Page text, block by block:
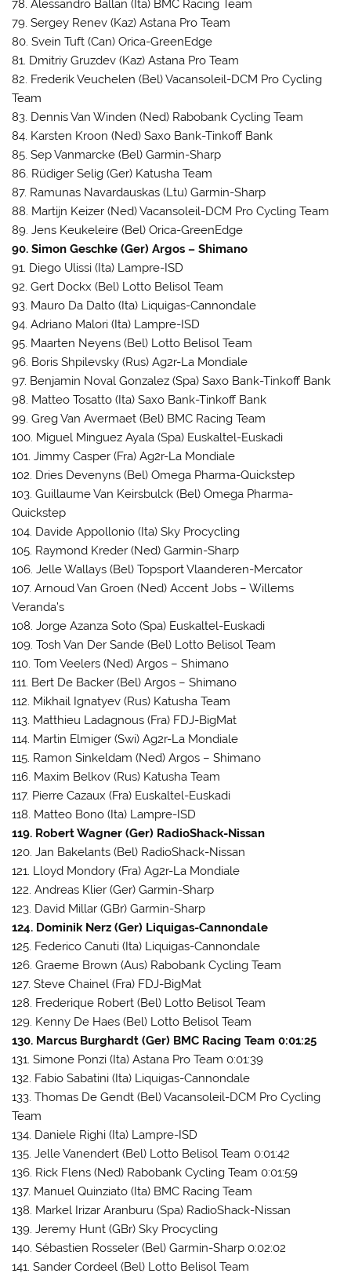
78. Alessandro Ballan (Ita) BMC Racing Team
79. Sergey Renev (Kaz) Astana Pro Team
80. Svein Tuft (Can) Orica-GreenEdge
81. Dmitriy Gruzdev (Kaz) Astana Pro Team
82. Frederik Veuchelen (Bel) Vacansoleil-DCM Pro Cycling
Team
83. Dennis Van Winden (Ned) Rabobank Cycling Team
84. Karsten Kroon (Ned) Saxo Bank-Tinkoff Bank
85. Sep Vanmarcke (Bel) Garmin-Sharp
86. Rüdiger Selig (Ger) Katusha Team
87. Ramunas Navardauskas (Ltu) Garmin-Sharp
88. Martijn Keizer (Ned) Vacansoleil-DCM Pro Cycling Team
89. Jens Keukeleire (Bel) Orica-GreenEdge
90. Simon Geschke (Ger) Argos – Shimano
91. Diego Ulissi (Ita) Lampre-ISD
92. Gert Dockx (Bel) Lotto Belisol Team
93. Mauro Da Dalto (Ita) Liquigas-Cannondale
94. Adriano Malori (Ita) Lampre-ISD
95. Maarten Neyens (Bel) Lotto Belisol Team
96. Boris Shpilevsky (Rus) Ag2r-La Mondiale
97. Benjamin Noval Gonzalez (Spa) Saxo Bank-Tinkoff Bank
98. Matteo Tosatto (Ita) Saxo Bank-Tinkoff Bank
99. Greg Van Avermaet (Bel) BMC Racing Team
100. Miguel Minguez Ayala (Spa) Euskaltel-Euskadi
101. Jimmy Casper (Fra) Ag2r-La Mondiale
102. Dries Devenyns (Bel) Omega Pharma-Quickstep
103. Guillaume Van Keirsbulck (Bel) Omega Pharma-
Quickstep
104. Davide Appollonio (Ita) Sky Procycling
105. Raymond Kreder (Ned) Garmin-Sharp
106. Jelle Wallays (Bel) Topsport Vlaanderen-Mercator
107. Arnoud Van Groen (Ned) Accent Jobs – Willems
Veranda’s
108. Jorge Azanza Soto (Spa) Euskaltel-Euskadi
109. Tosh Van Der Sande (Bel) Lotto Belisol Team
110. Tom Veelers (Ned) Argos – Shimano
111. Bert De Backer (Bel) Argos – Shimano
112. Mikhail Ignatyev (Rus) Katusha Team
113. Matthieu Ladagnous (Fra) FDJ-BigMat
114. Martin Elmiger (Swi) Ag2r-La Mondiale
115. Ramon Sinkeldam (Ned) Argos – Shimano
116. Maxim Belkov (Rus) Katusha Team
117. Pierre Cazaux (Fra) Euskaltel-Euskadi
118. Matteo Bono (Ita) Lampre-ISD
119. Robert Wagner (Ger) RadioShack-Nissan
120. Jan Bakelants (Bel) RadioShack-Nissan
121. Lloyd Mondory (Fra) Ag2r-La Mondiale
122. Andreas Klier (Ger) Garmin-Sharp
123. David Millar (GBr) Garmin-Sharp
124. Dominik Nerz (Ger) Liquigas-Cannondale
125. Federico Canuti (Ita) Liquigas-Cannondale
126. Graeme Brown (Aus) Rabobank Cycling Team
127. Steve Chainel (Fra) FDJ-BigMat
128. Frederique Robert (Bel) Lotto Belisol Team
129. Kenny De Haes (Bel) Lotto Belisol Team
130. Marcus Burghardt (Ger) BMC Racing Team 0:01:25
131. Simone Ponzi (Ita) Astana Pro Team 0:01:39
132. Fabio Sabatini (Ita) Liquigas-Cannondale
133. Thomas De Gendt (Bel) Vacansoleil-DCM Pro Cycling
Team
134. Daniele Righi (Ita) Lampre-ISD
135. Jelle Vanendert (Bel) Lotto Belisol Team 0:01:42
136. Rick Flens (Ned) Rabobank Cycling Team 0:01:59
137. Manuel Quinziato (Ita) BMC Racing Team
138. Markel Irizar Aranburu (Spa) RadioShack-Nissan
139. Jeremy Hunt (GBr) Sky Procycling
140. Sébastien Rosseler (Bel) Garmin-Sharp 0:02:02
141. Sander Cordeel (Bel) Lotto Belisol Team